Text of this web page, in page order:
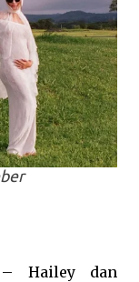
Hailey dan